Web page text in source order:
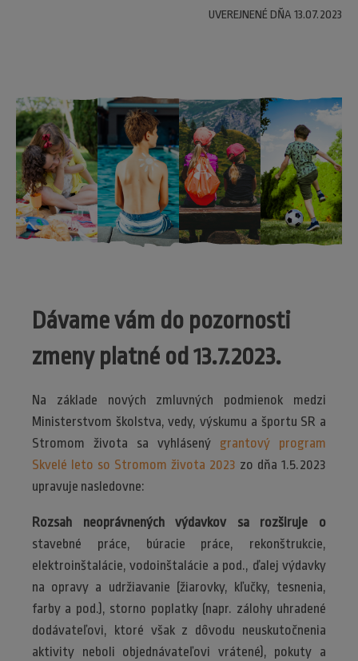
UVEREJNENÉ DŇA 13.07.2023
Dávame vám do pozornosti
zmeny platné od 13.7.2023.
Na základe nových zmluvných podmienok medzi
Ministerstvom školstva, vedy, výskumu a športu SR a
Stromom života sa vyhlásený grantový program
Skvelé leto so Stromom života 2023 zo dňa 1.5.2023
upravuje nasledovne:
Rozsah neoprávnených výdavkov sa rozširuje o
stavebné práce, búracie práce, rekonštrukcie,
elektroinštalácie, vodoinštalácie a pod., ďalej výdavky
na opravy a udržiavanie (žiarovky, kľučky, tesnenia,
farby a pod.), storno poplatky (napr. zálohy uhradené
dodávateľovi, ktoré však z dôvodu neuskutočnenia
aktivity neboli objednávateľovi vrátené), pokuty a